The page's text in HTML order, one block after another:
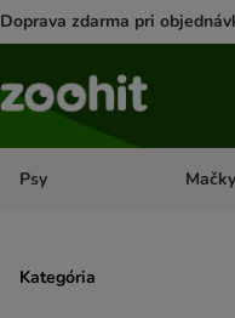
Doprava zdarma pri
Psy Otvoriť
Mačky
Kategória